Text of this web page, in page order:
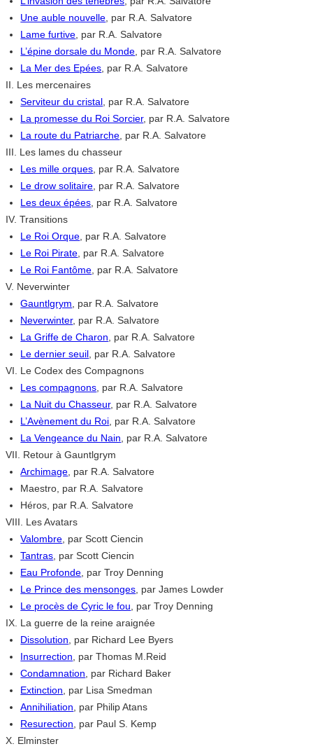
Une auble nouvelle, par R.A. Salvatore
Lame furtive, par R.A. Salvatore
L’épine dorsale du Monde, par R.A. Salvatore
La Mer des Epées, par R.A. Salvatore
II. Les mercenaires
Serviteur du cristal, par R.A. Salvatore
La promesse du Roi Sorcier, par R.A. Salvatore
La route du Patriarche, par R.A. Salvatore
III. Les lames du chasseur
Les mille orques, par R.A. Salvatore
Le drow solitaire, par R.A. Salvatore
Les deux épées, par R.A. Salvatore
IV. Transitions
Le Roi Orque, par R.A. Salvatore
Le Roi Pirate, par R.A. Salvatore
Le Roi Fantôme, par R.A. Salvatore
V. Neverwinter
Gauntlgrym, par R.A. Salvatore
Neverwinter, par R.A. Salvatore
La Griffe de Charon, par R.A. Salvatore
Le dernier seuil, par R.A. Salvatore
VI. Le Codex des Compagnons
Les compagnons, par R.A. Salvatore
La Nuit du Chasseur, par R.A. Salvatore
L’Avènement du Roi, par R.A. Salvatore
La Vengeance du Nain, par R.A. Salvatore
VII. Retour à Gauntlgrym
Archimage, par R.A. Salvatore
Maestro, par R.A. Salvatore
Héros, par R.A. Salvatore
VIII. Les Avatars
Valombre, par Scott Ciencin
Tantras, par Scott Ciencin
Eau Profonde, par Troy Denning
Le Prince des mensonges, par James Lowder
Le procès de Cyric le fou, par Troy Denning
IX. La guerre de la reine araignée
Dissolution, par Richard Lee Byers
Insurrection, par Thomas M.Reid
Condamnation, par Richard Baker
Extinction, par Lisa Smedman
Annihiliation, par Philip Atans
Resurection, par Paul S. Kemp
X. Elminster